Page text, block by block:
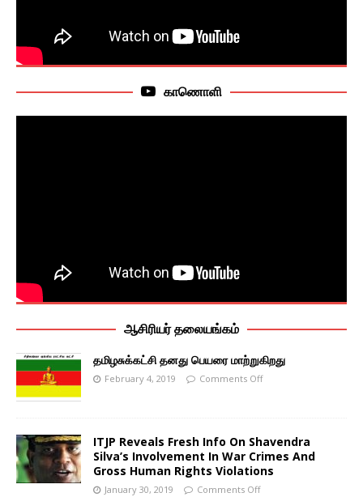
காணொளி
ஆசிரியர் தலையங்கம்
தமிழசுக்கட்சி தனது பெயரை மாற்றுகிறது
February 4, 2019 Comments Off
ITJP Reveals Fresh Info On Shavendra
Silva’s Involvement In War Crimes And
Gross Human Rights Violations
January 30, 2019 Comments Off